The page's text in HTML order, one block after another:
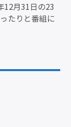
12月31日の23
たりと番組に